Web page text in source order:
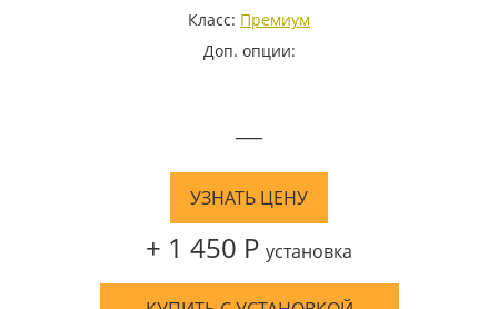
Класс: Премиум
Доп. опции:
—
УЗНАТЬ ЦЕНУ
+ 1 450 Р установка